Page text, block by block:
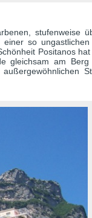
stufenweise
so ungastlichen
Positanos
gleichsam am